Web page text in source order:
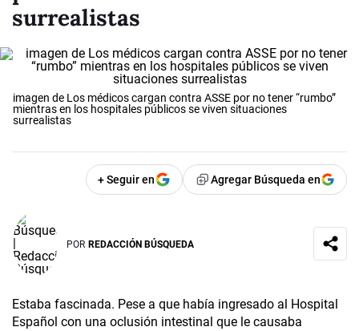
surrealistas
imagen de Los médicos cargan contra ASSE por no tener “rumbo”
mientras en los hospitales públicos se viven situaciones
surrealistas
+ Seguir en Agregar Búsqueda en
POR REDACCIÓN BÚSQUEDA
Estaba fascinada. Pese a que había ingresado al Hospital
Español con una oclusión intestinal que le causaba